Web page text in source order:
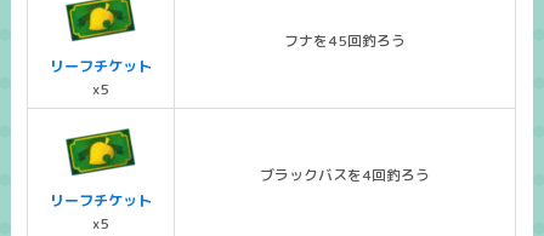
リーフチケット
x5
フナを45回釣ろう
リーフチケット
x5
ブラックバスを4回釣ろう